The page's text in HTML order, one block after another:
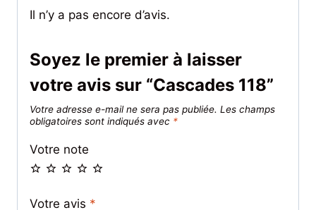
Il n’y a pas encore d’avis.
Soyez le premier à laisser
votre avis sur “Cascades 118”
Votre adresse e-mail ne sera pas publiée. Les champs
obligatoires sont indiqués avec *
Votre note
Votre avis *